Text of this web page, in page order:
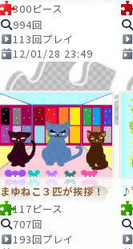
300ピース
994回
113回プレイ
12/01/28 23:49
まゆねこ３匹が挨拶！
117ピース
707回
193回プレイ